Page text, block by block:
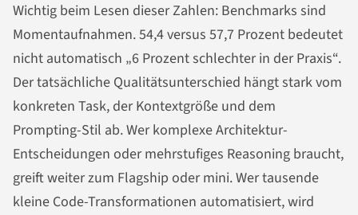
Wichtig beim Lesen dieser Zahlen: Benchmarks sind
Momentaufnahmen. 54,4 versus 57,7 Prozent bedeutet
nicht automatisch „6 Prozent schlechter in der Praxis“.
Der tatsächliche Qualitätsunterschied hängt stark vom
konkreten Task, der Kontextgröße und dem
Prompting-Stil ab. Wer komplexe Architektur-
Entscheidungen oder mehrstufiges Reasoning braucht,
greift weiter zum Flagship oder mini. Wer tausende
kleine Code-Transformationen automatisiert, wird